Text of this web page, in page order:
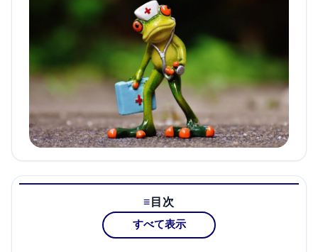
目次
すべて表示